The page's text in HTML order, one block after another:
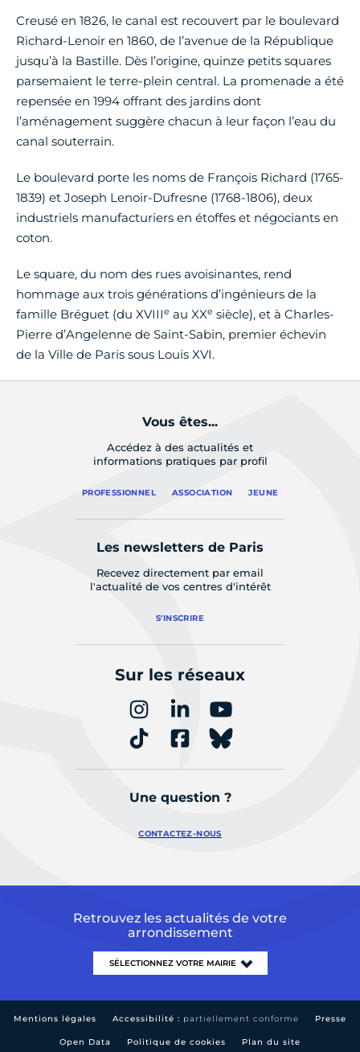
Creusé en 1826, le canal est recouvert par le boulevard
Richard-Lenoir en 1860, de l’avenue de la République
jusqu’à la Bastille. Dès l’origine, quinze petits squares
parsemaient le terre-plein central. La promenade a été
repensée en 1994 offrant des jardins dont
l’aménagement suggère chacun à leur façon l’eau du
canal souterrain.
Le boulevard porte les noms de François Richard (1765-
1839) et Joseph Lenoir-Dufresne (1768-1806), deux
industriels manufacturiers en étoffes et négociants en
coton.
Le square, du nom des rues avoisinantes, rend
hommage aux trois générations d’ingénieurs de la
famille Bréguet (du XVIIIe au XXe siècle), et à Charles-
Pierre d’Angelenne de Saint-Sabin, premier échevin
de la Ville de Paris sous Louis XVI.
Vous êtes...
Accédez à des actualités et
informations pratiques par profil
PROFESSIONNEL ASSOCIATION JEUNE
Les newsletters de Paris
Recevez directement par email
l'actualité de vos centres d'intérêt
S'INSCRIRE
Sur les réseaux
Une question ?
CONTACTEZ-NOUS
Retrouvez les actualités de votre
arrondissement
Mentions légales Accessibilité : partiellement conforme Presse
Open Data Politique de cookies Plan du site